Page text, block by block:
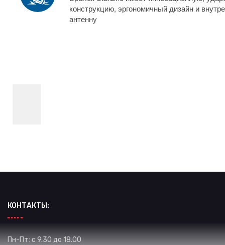
конструкцию, эргономичный дизайн и
антенну
КОНТАКТЫ:
Пн-Пт: с 9.30 до 18.00